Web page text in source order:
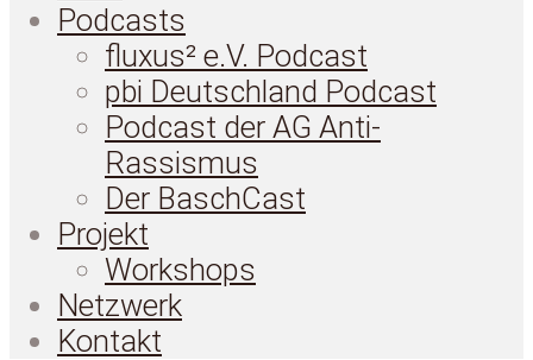
Podcasts
fluxus² e.V. Podcast
pbi Deutschland Podcast
Podcast der AG Anti-
Rassismus
Der BaschCast
Projekt
Workshops
Netzwerk
Kontakt